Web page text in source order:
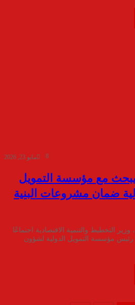
مايو 23, 2026 8
مع مؤسسة التمويل
ضمان مشروعات البنية
التخطيط والتنمية الاقتصادية اجتماعًا
رئيس مؤسسة التمويل الدولية لشؤون